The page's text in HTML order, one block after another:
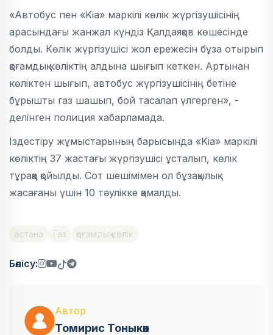
«Автобус пен «Kia» маркілі көлік жүргізушісінің
арасындағы жанжал күндіз Қалдаяқов көшесінде
болды. Көлік жүргізушісі жол ережесін бұза отырып
қоғамдық көліктің алдына шығып кеткен. Артынан
көліктен шығып, автобус жүргізушісінің бетіне
бұрышты газ шашып, бой тасалап үлгерген», -
делінген полиция хабарламада.
Іздестіру жұмыстарының барысында «Kia» маркілі
көліктің 37 жастағы жүргізушісі ұсталып, көлік
тұраққа қойылды. Сот шешімімен ол бұзақылық
жасағаны үшін 10 тәулікке қамалды.
астана Газ қоғамдық көлік
Бөлісу:
Автор
Томирис Тоныкөк